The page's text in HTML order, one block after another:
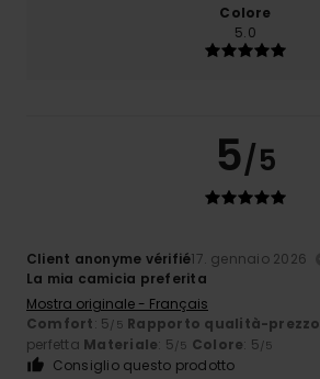
Colore
5.0
5/5
Client anonyme vérifié17. gennaio 2026
La mia camicia preferita
Mostra originale - Français
Comfort: 5/5 Rapporto qualità-prezzo
perfetta Materiale: 5/5 Colore: 5/5
Consiglio questo prodotto